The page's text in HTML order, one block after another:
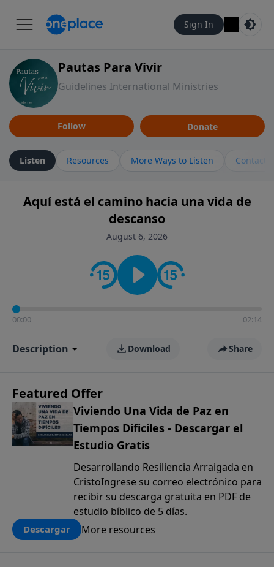
Sign In
Pautas Para Vivir
Guidelines International Ministries
Follow Donate
Listen Resources More Ways to Listen Contact
Aquí está el camino hacia una vida de
descanso
August 6, 2026
00:00 02:14
Description Download Share
Featured Offer
Viviendo Una Vida de Paz en
Tiempos Dificiles - Descargar el
Estudio Gratis
Desarrollando Resiliencia Arraigada en
CristoIngrese su correo electrónico para
recibir su descarga gratuita en PDF de
estudio bíblico de 5 días.
Descargar More resources